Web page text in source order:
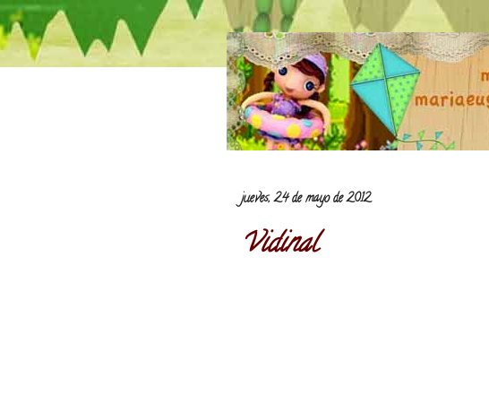
jueves, 24 de mayo de 2012
Vidinal